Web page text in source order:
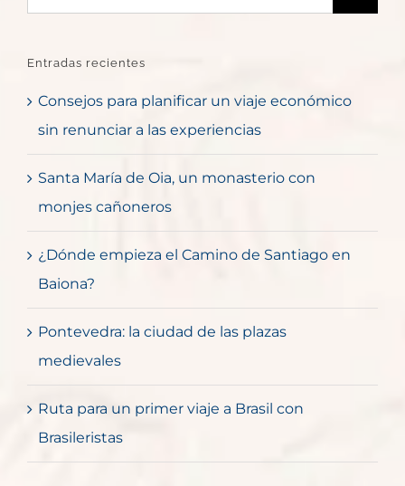
Entradas recientes
Consejos para planificar un viaje económico
sin renunciar a las experiencias
Santa María de Oia, un monasterio con
monjes cañoneros
¿Dónde empieza el Camino de Santiago en
Baiona?
Pontevedra: la ciudad de las plazas
medievales
Ruta para un primer viaje a Brasil con
Brasileristas